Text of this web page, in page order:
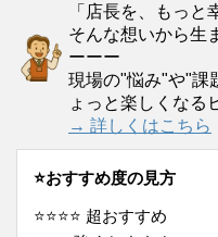
「店長を、もっと
そんな想いから生
ーーー
現場の"悩み"や"課
ょっと楽しくなる
→ 詳しくはこちら
⭐️おすすめ度の見方
⭐️⭐️⭐️⭐️ 超おすすめ